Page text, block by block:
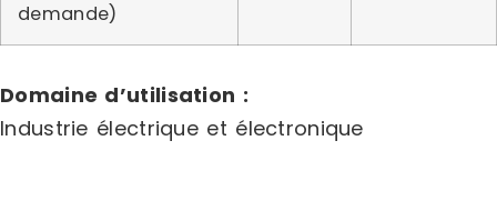
demande)
Domaine d’utilisation :
Industrie électrique et électronique